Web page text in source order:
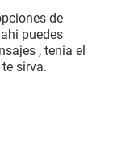
de
puedes
, tenia el
sirva.